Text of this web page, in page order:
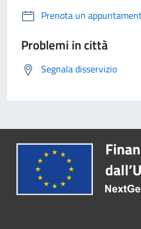
Prenota un
Problemi in città
Segnala disservizio